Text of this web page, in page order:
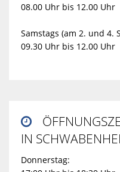
08.00 Uhr bis 12.00 Uhr
Samstags (am 2. und 4.
09.30 Uhr bis 12.00 Uhr

IN
Donnerstag: